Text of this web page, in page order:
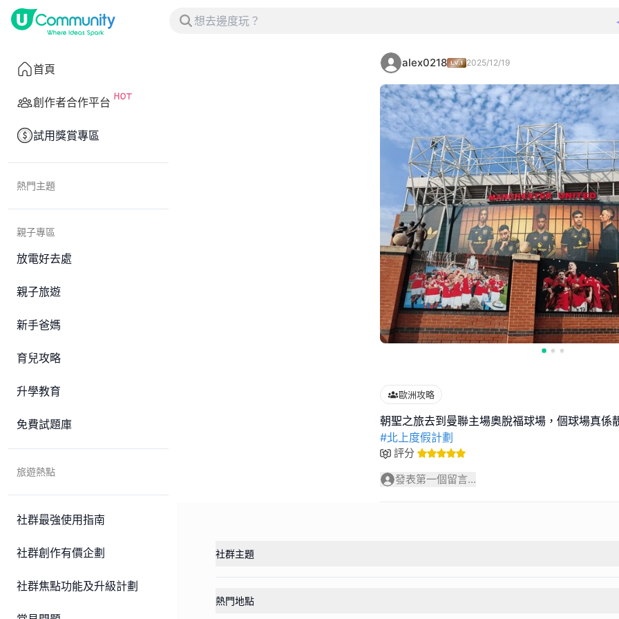
首頁
創作者合作平台
試用獎賞專區
熱門主題
親子專區
放電好去處
親子旅遊
新手爸媽
育兒攻略
升學教育
免費試題庫
旅遊熱點
社群最強使用指南
社群創作有價企劃
社群焦點功能及升級計劃
alex0218 2025/12/19
歐洲攻略
#北上度假計劃
評分
發表第一個留言...
社群主題
熱門地點